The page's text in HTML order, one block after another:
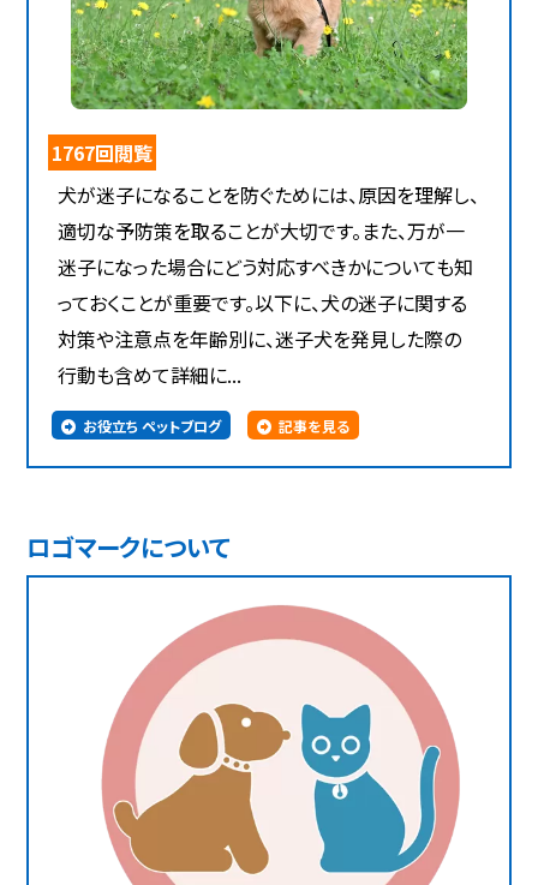
1767回閲覧
犬が迷子になることを防ぐためには、原因を理解し、
適切な予防策を取ることが大切です。また、万が一
迷子になった場合にどう対応すべきかについても知
っておくことが重要です。以下に、犬の迷子に関する
対策や注意点を年齢別に、迷子犬を発見した際の
行動も含めて詳細に...
お役立ち ペットブログ 記事を見る
ロゴマークについて